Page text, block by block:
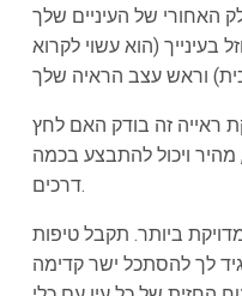
האחורי של העיניים שלך
בעינייך (הוא עשוי לקרוא
ראייה זה בודק האם לחץ
מהיר ויכול להתבצע בכמה
דרכים.
ביותר. תקבל טיפות
לך להסתכל ישר קדימה